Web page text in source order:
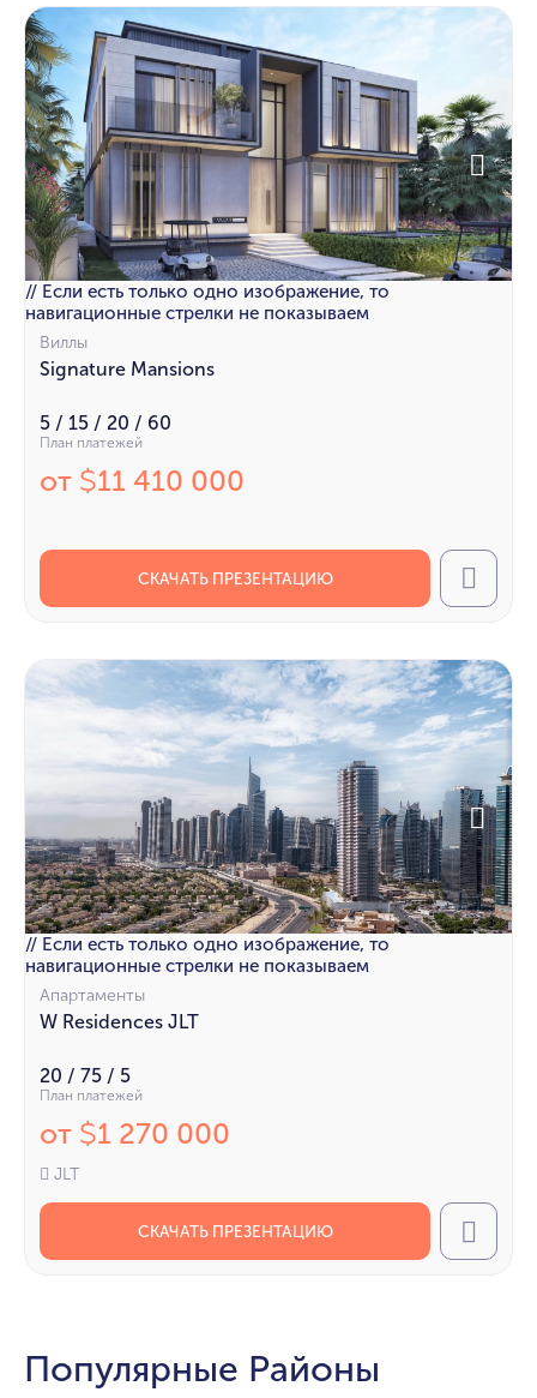
// Если есть только одно изображение, то
навигационные стрелки не показываем
Виллы
Signature Mansions
5 / 15 / 20 / 60
План платежей
от $11 410 000
СКАЧАТЬ ПРЕЗЕНТАЦИЮ Call
// Если есть только одно изображение, то
навигационные стрелки не показываем
Апартаменты
W Residences JLT
20 / 75 / 5
План платежей
от $1 270 000
JLT
СКАЧАТЬ ПРЕЗЕНТАЦИЮ Call
Популярные Районы